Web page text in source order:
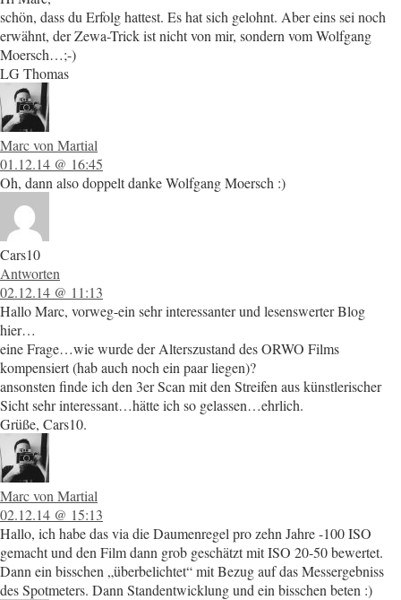
schön, dass du Erfolg hattest. Es hat sich gelohnt. Aber eins sei noch
erwähnt, der Zewa-Trick ist nicht von mir, sondern vom Wolfgang
Moersch…;-)
LG Thomas
Marc von Martial
01.12.14 @ 16:45
Oh, dann also doppelt danke Wolfgang Moersch :)
Cars10
Antworten
02.12.14 @ 11:13
Hallo Marc, vorweg-ein sehr interessanter und lesenswerter Blog
hier…
eine Frage…wie wurde der Alterszustand des ORWO Films
kompensiert (hab auch noch ein paar liegen)?
ansonsten finde ich den 3er Scan mit den Streifen aus künstlerischer
Sicht sehr interessant…hätte ich so gelassen…ehrlich.
Grüße, Cars10.
Marc von Martial
02.12.14 @ 15:13
Hallo, ich habe das via die Daumenregel pro zehn Jahre -100 ISO
gemacht und den Film dann grob geschätzt mit ISO 20-50 bewertet.
Dann ein bisschen „überbelichtet“ mit Bezug auf das Messergebniss
des Spotmeters. Dann Standentwicklung und ein bisschen beten :)